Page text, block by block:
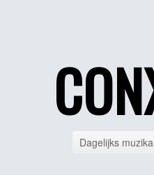
Dagelijks